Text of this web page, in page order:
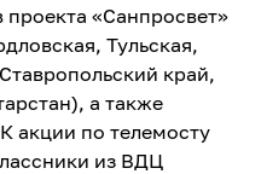
проекта «Санпросвет»
Тульская,
край,
а также
акции по телемосту
из ВДЦ